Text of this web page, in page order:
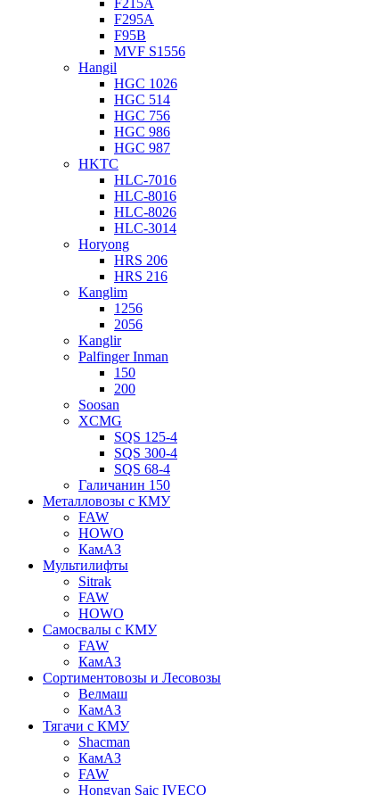
F215A
F295A
F95B
MVF S1556
Hangil
HGC 1026
HGC 514
HGC 756
HGC 986
HGC 987
HKTC
HLC-7016
HLC-8016
HLC-8026
HLC-3014
Horyong
HRS 206
HRS 216
Kanglim
1256
2056
Kanglir
Palfinger Inman
150
200
Soosan
XCMG
SQS 125-4
SQS 300-4
SQS 68-4
Галичанин 150
Металловозы с КМУ
FAW
HOWO
КамАЗ
Мультилифты
Sitrak
FAW
HOWO
Самосвалы с КМУ
FAW
КамАЗ
Сортиментовозы и Лесовозы
Велмаш
КамАЗ
Тягачи с КМУ
Shacman
КамАЗ
FAW
Hongyan Saic IVECO